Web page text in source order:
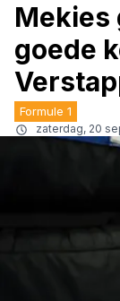
Mekies
goede
Formule 1
zaterdag, 20